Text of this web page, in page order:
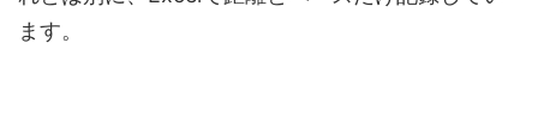
ます。